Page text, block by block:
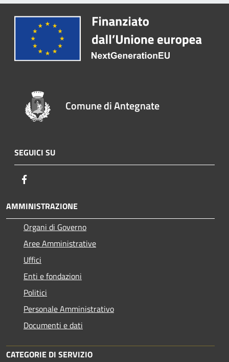
Comune di Antegnate
SEGUICI SU
AMMINISTRAZIONE
Organi di Governo
Aree Amministrative
Uffici
Enti e fondazioni
Politici
Personale Amministrativo
Documenti e dati
CATEGORIE DI SERVIZIO